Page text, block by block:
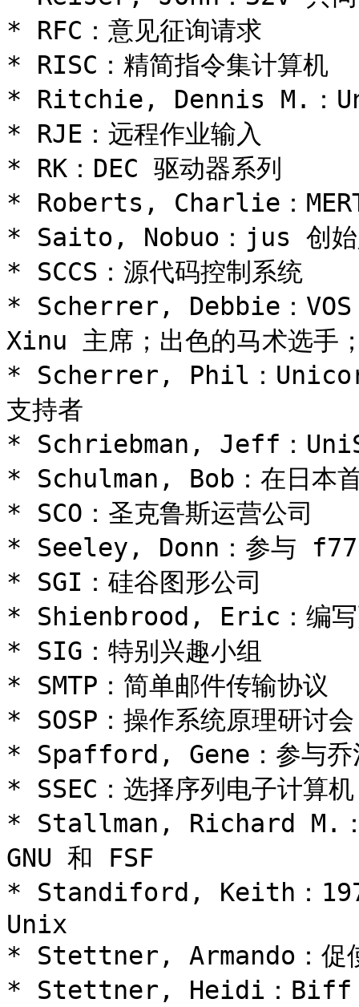
* RFC：意见征询请求
* RISC：精简指令集计算机
* Ritchie, Dennis M.：
* RJE：远程作业输入
* RK：DEC 驱动器系列
* Roberts, Charlie：
* Saito, Nobuo：jus 创始
* SCCS：源代码控制系统
* Scherrer, Debbie：VOS
Xinu 主席；出色的马术选手
* Scherrer, Phil：Unicorn
支持者
* Schriebman, Jeff：
* Schulman, Bob：在日本
* SCO：圣克鲁斯运营公司
* Seeley, Donn：参与
* SGI：硅谷图形公司
* Shienbrood, Eric：编写
* SIG：特别兴趣小组
* SMTP：简单邮件传输协议
* SOSP：操作系统原理研讨会
* Spafford, Gene：参与乔
* SSEC：选择序列电子计算机
* Stallman, Richard M.：
GNU 和 FSF
* Standiford, Keith：
Unix
* Stettner, Armando：促
* Stettner, Heidi：Biff